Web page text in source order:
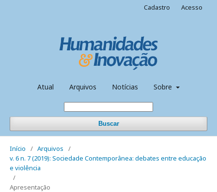
Atual Arquivos Notícias Sobre
Buscar
Cadastro Acesso
Início / Arquivos
/
v. 6 n. 7 (2019): Sociedade Contemporânea: debates entre educação
e violência
/
Apresentação